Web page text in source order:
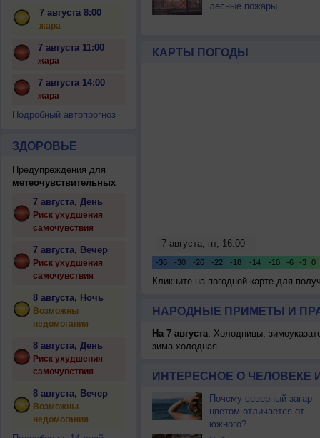
7 августа 8:00
жара
7 августа 11:00
жара
7 августа 14:00
жара
Подробный автопрогноз
ЗДОРОВЬЕ
Предупреждения для
метеочувствительных
7 августа, День
Риск ухудшения
самочувствия
7 августа, Вечер
Риск ухудшения
самочувствия
8 августа, Ночь
Возможны
недомогания
8 августа, День
Риск ухудшения
самочувствия
8 августа, Вечер
Возможны
недомогания
лесные пожары
КАРТЫ ПОГОДЫ
Кликните на погодной карте для
НАРОДНЫЕ ПРИМЕТЫ И
На 7 августа: Холодницы,
зима холодная.
ИНТЕРЕСНОЕ О ЧЕЛОВЕКЕ
Почему северный загар
цветом отличается от
южного?